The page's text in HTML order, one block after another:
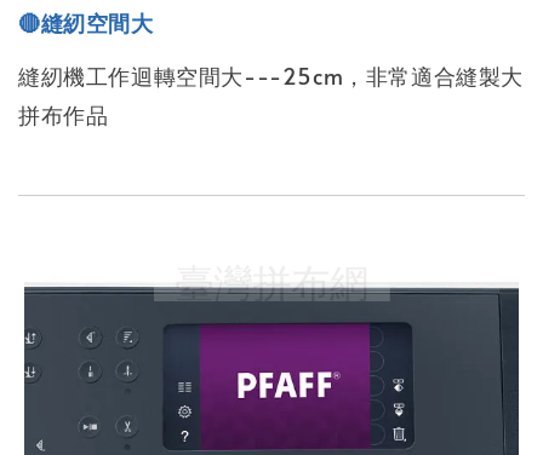
🔴縫紉空間大
縫紉機工作迴轉空間大---25cm，非常適合縫製大
拼布作品